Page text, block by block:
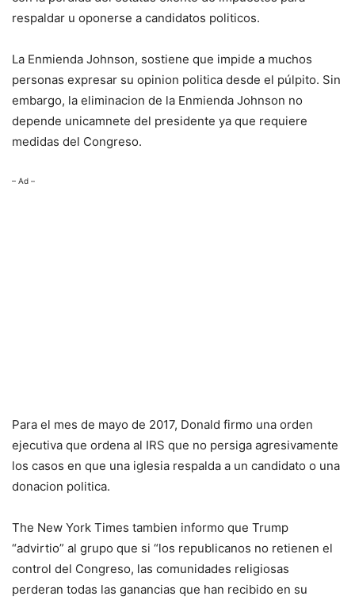
respaldar u oponerse a candidatos politicos.
La Enmienda Johnson, sostiene que impide a muchos
personas expresar su opinion politica desde el púlpito. Sin
embargo, la eliminacion de la Enmienda Johnson no
depende unicamnete del presidente ya que requiere
medidas del Congreso.
– Ad –
Para el mes de mayo de 2017, Donald firmo una orden
ejecutiva que ordena al IRS que no persiga agresivamente
los casos en que una iglesia respalda a un candidato o una
donacion politica.
The New York Times tambien informo que Trump
“advirtio” al grupo que si “los republicanos no retienen el
control del Congreso, las comunidades religiosas
perderan todas las ganancias que han recibido en su